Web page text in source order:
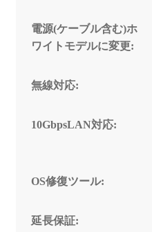
電源(ケーブル含む)ホ
ワイトモデルに変更:
無線対応:
10GbpsLAN対応:
OS修復ツール:
延長保証: